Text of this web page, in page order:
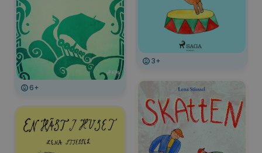
6+
3+